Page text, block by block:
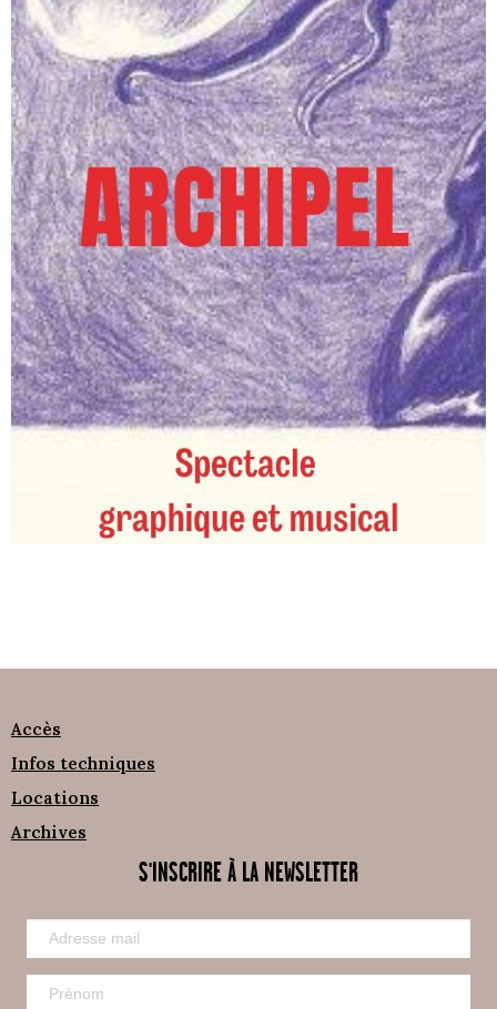
Accès
Infos techniques
Locations
Archives
S'INSCRIRE À LA NEWSLETTER